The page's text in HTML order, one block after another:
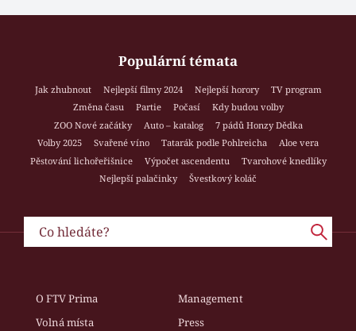
Populární témata
Jak zhubnout Nejlepší filmy 2024 Nejlepší horory
TV program
Změna času
Partie Počasí
Kdy budou volby
ZOO Nové začátky
Auto – katalog
7 pádů Honzy Dědka
Volby 2025
Svařené víno Tatarák podle Pohlreicha
Aloe vera
Pěstování lichořeřišnice
Výpočet ascendentu
Tvarohové knedlíky
Nejlepší palačinky
Švestkový koláč
O FTV Prima
Management
Volná místa
Press